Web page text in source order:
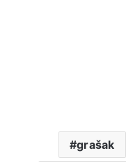
grašak